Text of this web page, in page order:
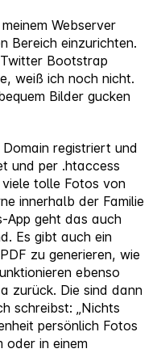
Webserver
Bereich einzurichten.
Bootstrap
weiß ich noch nicht.
Bilder gucken
registriert und
und per .htaccess
tolle Fotos von
innerhalb der Familie
App geht das auch
Es gibt auch ein
zu generieren, wie
ebenso
zurück. Die sind dann
schreibst: „Nichts
persönlich Fotos
oder in einem